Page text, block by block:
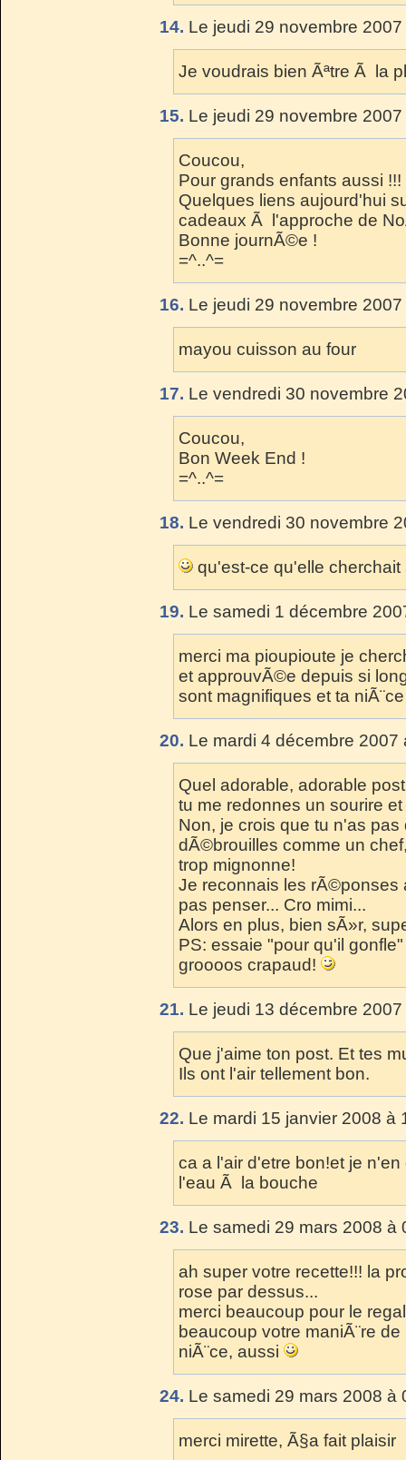
14. Le jeudi 29 novembre
Je voudrais bien Ãªtre Ã la
15. Le jeudi 29 novembre
Coucou,
Pour grands enfants aussi !!!
Quelques liens aujourd'hui
cadeaux Ã l'approche de
Bonne journÃ©e !
=^..^=
16. Le jeudi 29 novembre
mayou cuisson au four
17. Le vendredi 30 novembre
Coucou,
Bon Week End !
=^..^=
18. Le vendredi 30 novembre
qu'est-ce qu'elle cherchait
19. Le samedi 1 décembre
merci ma pioupioute je
et approuvÃ©e depuis si
sont magnifiques et ta
20. Le mardi 4 décembre
Quel adorable, adorable
tu me redonnes un sourire
Non, je crois que tu n'as
dÃ©brouilles comme un
trop mignonne!
Je reconnais les rÃ©ponses
pas penser... Cro mimi...
Alors en plus, bien sÃ»r,
PS: essaie "pour qu'il
groooos crapaud!
21. Le jeudi 13 décembre
Que j'aime ton post. Et tes
Ils ont l'air tellement bon.
22. Le mardi 15 janvier 2008 à
ca a l'air d'etre bon!et je
l'eau Ã la bouche
23. Le samedi 29 mars 2008 à
ah super votre recette!!! la
rose par dessus...
merci beaucoup pour le
beaucoup votre maniÃ¨re
niÃ¨ce, aussi
24. Le samedi 29 mars 2008 à
merci mirette, Ã§a fait plaisir